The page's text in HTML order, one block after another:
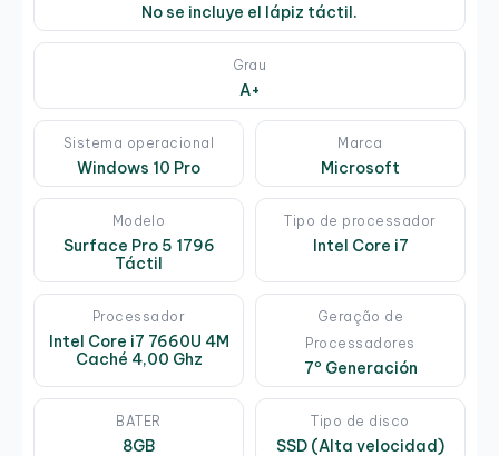
No se incluye el lápiz táctil.
Grau
A+
Sistema operacional
Windows 10 Pro
Marca
Microsoft
Modelo
Surface Pro 5 1796
Táctil
Tipo de processador
Intel Core i7
Processador
Intel Core i7 7660U 4M
Caché 4,00 Ghz
Geração de
Processadores
7º Generación
BATER
8GB
Tipo de disco
SSD (Alta velocidad)